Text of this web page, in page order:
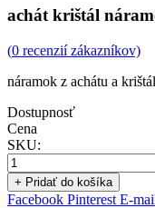
achát krištál
(0 recenzií zákazníkov)
náramok z achátu a
Dostupnosť
Cena
SKU:
+ Pridať do košíka
Facebook Pinterest E-